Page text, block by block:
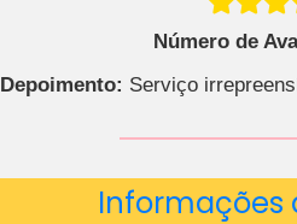
Número de
Depoimento: Serviço
Informações